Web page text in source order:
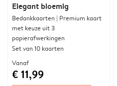
Elegant bloemig
Bedankkaarten | Premium kaart
met keuze uit 3
papierafwerkingen
Set van 10 kaarten
Vanaf
€ 11,99